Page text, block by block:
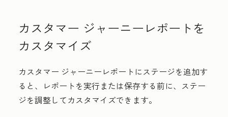
カスタマー ジャーニーレポートを
カスタマイズ
カスタマー ジャーニーレポートにステージを追加す
ると、レポートを実行または保存する前に、ステー
ジを調整してカスタマイズできます。